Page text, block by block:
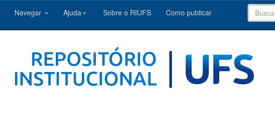
Navegar Ajuda Sobre o RIUFS Como publicar